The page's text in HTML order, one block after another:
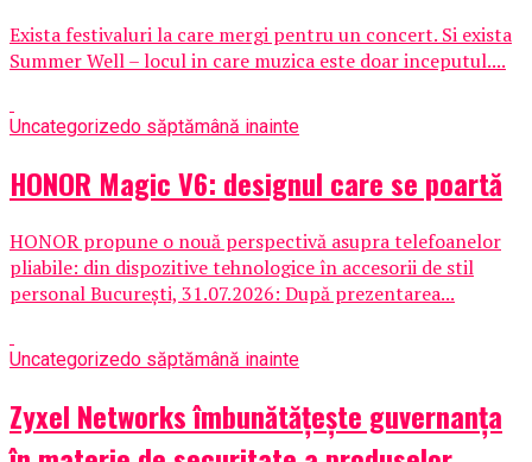
Exista festivaluri la care mergi pentru un concert. Si exista
Summer Well – locul in care muzica este doar inceputul....
Uncategorizedo săptămână inainte
HONOR Magic V6: designul care se poartă
HONOR propune o nouă perspectivă asupra telefoanelor
pliabile: din dispozitive tehnologice în accesorii de stil
personal București, 31.07.2026: După prezentarea...
Uncategorizedo săptămână inainte
Zyxel Networks îmbunătățește guvernanța